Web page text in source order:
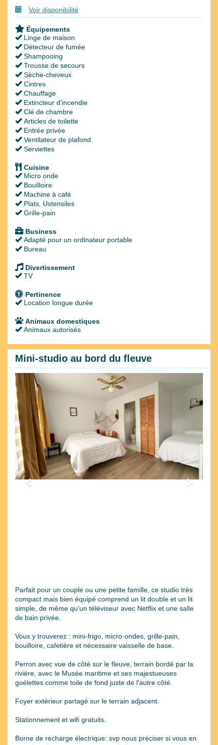
Voir disponibilité
Équipements
Linge de maison
Détecteur de fumée
Shampooing
Trousse de secours
Sèche-cheveux
Cintres
Chauffage
Extincteur d'incendie
Clé de chambre
Articles de toilette
Entrée privée
Ventilateur de plafond
Serviettes
Cuisine
Micro onde
Bouilloire
Machine à café
Plats, Ustensiles
Grille-pain
Business
Adapté pour un ordinateur portable
Bureau
Divertissement
TV
Pertinence
Location longue durée
Animaux domestiques
Animaux autorisés
Mini-studio au bord du fleuve
Previous
Parfait pour un couple ou une petite famille, ce studio très
compact mais bien équipé comprend un lit double et un lit
simple, de même qu'un téléviseur avec Netflix et une salle
de bain privée.
Vous y trouverez : mini-frigo, micro-ondes, grille-pain,
bouilloire, cafetière et nécessaire vaisselle de base.
Perron avec vue de côté sur le fleuve, terrain bordé par la
rivière, avec le Musée maritime et ses majestueuses
goélettes comme toile de fond juste de l'autre côté.
Foyer extérieur partagé sur le terrain adjacent.
Stationnement et wifi gratuits.
Borne de recharge électrique: svp nous préciser si vous en